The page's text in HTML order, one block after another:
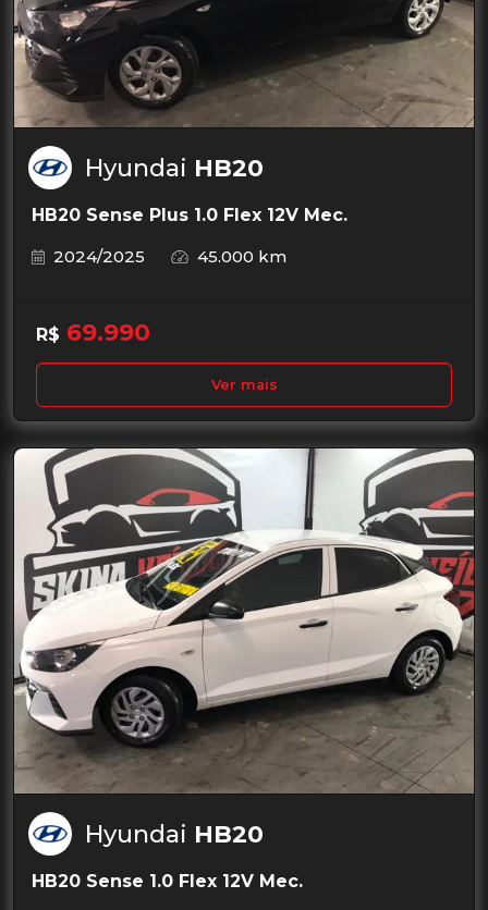
Hyundai HB20
HB20 Sense Plus 1.0 Flex 12V Mec.
2024/2025
45.000 km
R$ 69.990
Ver mais
Hyundai HB20
HB20 Sense 1.0 Flex 12V Mec.